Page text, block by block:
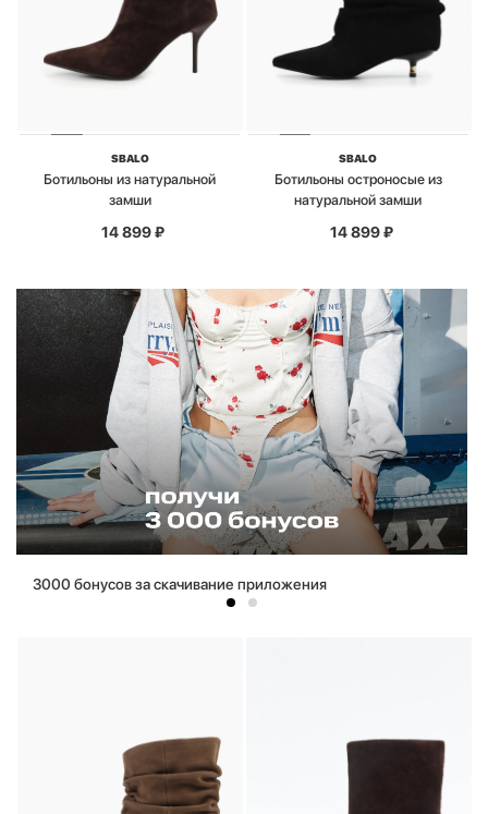
SBALO
Ботильоны из натуральной
замши
14 899₽
SBALO
Ботильоны остроносые из
натуральной замши
14 899₽
3000 бонусов за скачивание приложения